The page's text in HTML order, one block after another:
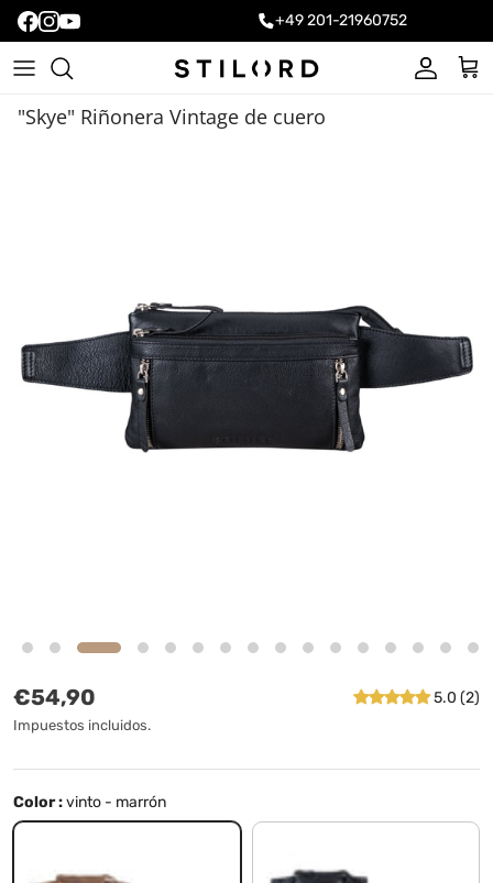
+49 201-21960752
Cuenta
"Skye" Riñonera Vintage de cuero
Precio normal
€54,90
Impuestos incluidos.
5.0 (2)
Color :vinto - marrón